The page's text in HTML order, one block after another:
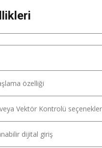
özelliği
Vektör Kontrolü
dijital giriş